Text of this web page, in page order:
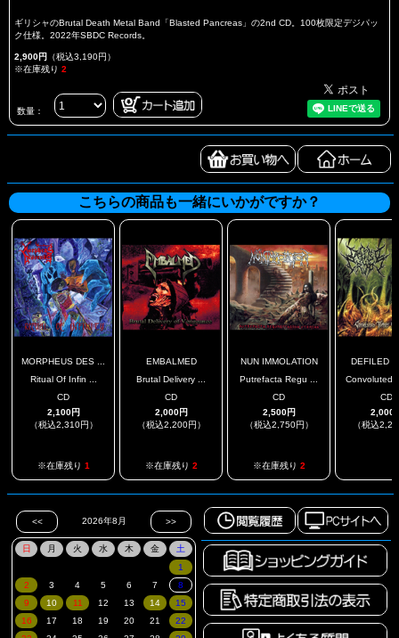
ギリシャのBrutal Death Metal Band「Blasted Pancreas」の2nd CD。100枚限定デジパッ
ク仕様。2022年SBDC Records。
2,900円 （税込3,190円）
※在庫残り 2
数量：
こちらの商品も一緒にいかがですか？
MORPHEUS DES ...
Ritual Of Infin ...
CD
2,100円
（税込2,310円）
※在庫残り 1
EMBALMED
Brutal Delivery ...
CD
2,000円
（税込2,200円）
※在庫残り 2
NUN IMMOLATION
Putrefacta Regu ...
CD
2,500円
（税込2,750円）
※在庫残り 2
DEFILED
Convoluted
CD
2,000
（税込